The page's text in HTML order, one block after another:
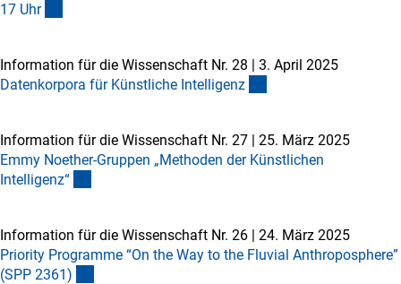
17 Uhr
Information für die Wissenschaft Nr. 28 | 3. April 2025
Datenkorpora für Künstliche Intelligenz
Information für die Wissenschaft Nr. 27 | 25. März 2025
Emmy Noether-Gruppen „Methoden der Künstlichen
Intelligenz“
Information für die Wissenschaft Nr. 26 | 24. März 2025
Priority Programme “On the Way to the Fluvial Anthroposphere”
(SPP 2361)